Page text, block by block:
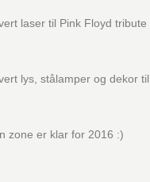
laser til Pink Floyd
lys, stålamper og dekor
zone er klar for 2016 :)